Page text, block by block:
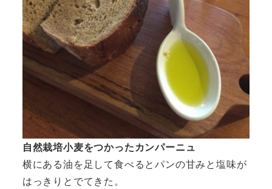
自然栽培小麦をつかったカンパーニュ
横にある油を足して食べるとパンの甘みと塩味が
はっきりとでてきた。